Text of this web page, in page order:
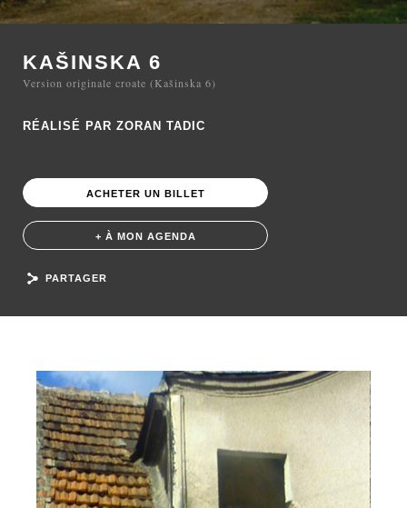
KAŠINSKA 6
Version originale croate (Kašinska 6)
RÉALISÉ PAR ZORAN TADIC
ACHETER UN BILLET
+ À MON AGENDA
PARTAGER